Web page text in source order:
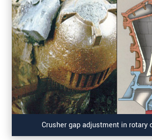
Crusher gap adjustment in rotary